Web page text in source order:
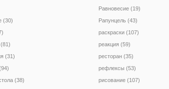
(30)
(31)
(38)
Равновесие (19)
Рапунцель (43)
раскраски (107)
реакция (59)
ресторан (35)
рефлексы (53)
рисование (107)